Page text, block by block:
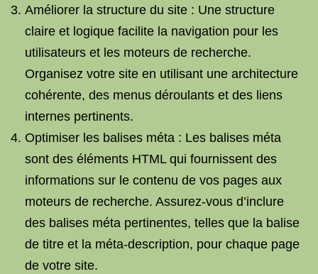
Améliorer la structure du site : Une structure
claire et logique facilite la navigation pour les
utilisateurs et les moteurs de recherche.
Organisez votre site en utilisant une architecture
cohérente, des menus déroulants et des liens
internes pertinents.
Optimiser les balises méta : Les balises méta
sont des éléments HTML qui fournissent des
informations sur le contenu de vos pages aux
moteurs de recherche. Assurez-vous d’inclure
des balises méta pertinentes, telles que la balise
de titre et la méta-description, pour chaque page
de votre site.